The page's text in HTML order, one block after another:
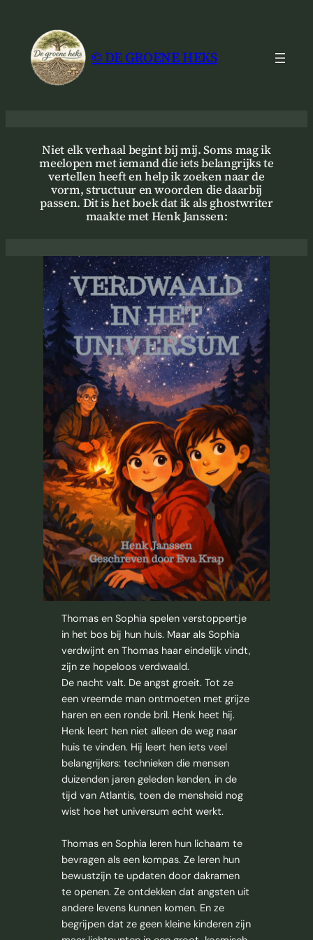
inhoud
© DE GROENE HEKS
Niet elk verhaal begint bij mij. Soms mag ik
meelopen met iemand die iets belangrijks te
vertellen heeft en help ik zoeken naar de
vorm, structuur en woorden die daarbij
passen. Dit is het boek dat ik als ghostwriter
maakte met Henk Janssen:
Thomas en Sophia spelen verstoppertje
in het bos bij hun huis. Maar als Sophia
verdwijnt en Thomas haar eindelijk vindt,
zijn ze hopeloos verdwaald.
De nacht valt. De angst groeit. Tot ze
een vreemde man ontmoeten met grijze
haren en een ronde bril. Henk heet hij.
Henk leert hen niet alleen de weg naar
huis te vinden. Hij leert hen iets veel
belangrijkers: technieken die mensen
duizenden jaren geleden kenden, in de
tijd van Atlantis, toen de mensheid nog
wist hoe het universum echt werkt.
Thomas en Sophia leren hun lichaam te
bevragen als een kompas. Ze leren hun
bewustzijn te updaten door dakramen
te openen. Ze ontdekken dat angsten uit
andere levens kunnen komen. En ze
begrijpen dat ze geen kleine kinderen zijn